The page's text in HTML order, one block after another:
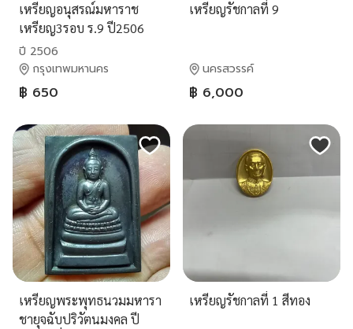
เหรียญอนุสรณ์มหาราช
เหรียญ3รอบ ร.9 ปี2506
ปี 2506
กรุงเทพมหานคร
฿ 650
เหรียญรัชกาลที่ 9
นครสวรรค์
฿ 6,000
เหรียญพระพุทธนวมมหารา
ชายุจฉับปริวัตนมงคล ปี
เหรียญรัชกาลที่ 1 สีทอง